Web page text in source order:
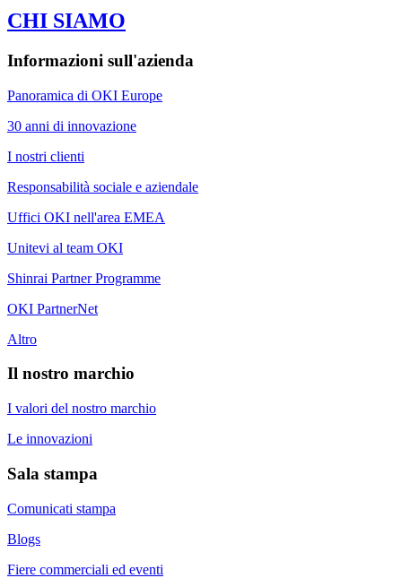
CHI SIAMO
Informazioni sull'azienda
Panoramica di OKI Europe
30 anni di innovazione
I nostri clienti
Responsabilità sociale e aziendale
Uffici OKI nell'area EMEA
Unitevi al team OKI
Shinrai Partner Programme
OKI PartnerNet
Altro
Il nostro marchio
I valori del nostro marchio
Le innovazioni
Sala stampa
Comunicati stampa
Blogs
Fiere commerciali ed eventi